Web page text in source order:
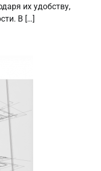
их удобству,
В […]